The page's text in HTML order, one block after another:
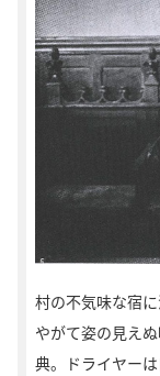
村の不気味な宿
やがて姿の見え
典。ドライヤー